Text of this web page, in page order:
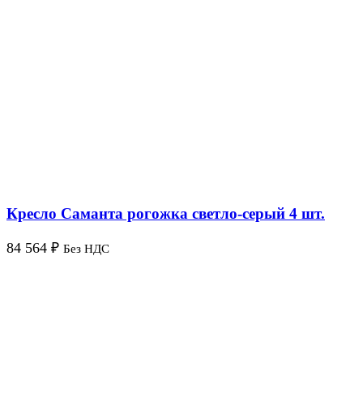
Кресло Саманта рогожка светло-серый 4 шт.
84 564 ₽ Без НДС